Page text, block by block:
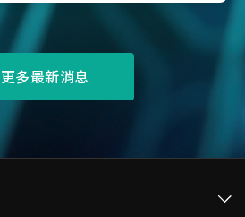
更多最新消息